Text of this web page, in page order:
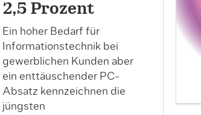
2,5 Prozent
Ein hoher Bedarf für
Informationstechnik bei
gewerblichen Kunden aber
ein enttäuschender PC-
Absatz kennzeichnen die
jüngsten